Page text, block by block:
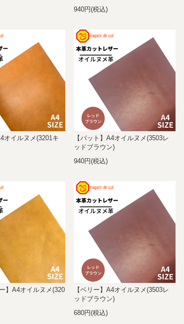
940円(税込)
オイルヌメ(3201キ
【バット】A4オイルヌメ(3503レ
ッドブラウン)
940円(税込)
ー】A4オイルヌメ(320
【ベリー】A4オイルヌメ(3503レ
ッドブラウン)
680円(税込)